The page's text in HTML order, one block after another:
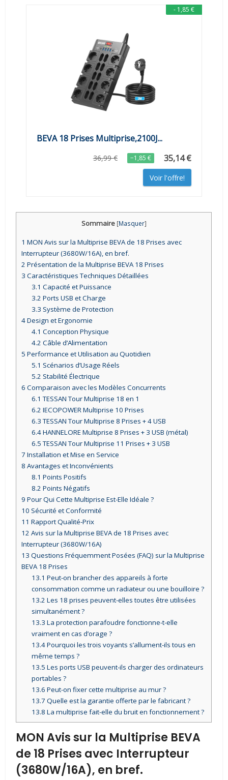
- 1,85 €
BEVA 18 Prises Multiprise,2100J...
36,99 € −1,85 € 35,14 €
Voir l'offre!
Sommaire [Masquer]
1 MON Avis sur la Multiprise BEVA de 18 Prises avec
Interrupteur (3680W/16A), en bref.
2 Présentation de la Multiprise BEVA 18 Prises
3 Caractéristiques Techniques Détaillées
3.1 Capacité et Puissance
3.2 Ports USB et Charge
3.3 Système de Protection
4Design et Ergonomie
4.1 Conception Physique
4.2 Câble d’Alimentation
5 Performance et Utilisation au Quotidien
5.1 Scénarios d’Usage Réels
5.2 Stabilité Électrique
6 Comparaison avec les Modèles Concurrents
6.1 TESSAN Tour Multiprise 18 en 1
6.2 IECOPOWER Multiprise 10 Prises
6.3TESSAN Tour Multiprise 8 Prises + 4 USB
6.4HANNELORE Multiprise 8 Prises + 3 USB (métal)
6.5TESSAN Tour Multiprise 11 Prises + 3 USB
7 Installation et Mise en Service
8 Avantages et Inconvénients
8.1 Points Positifs
8.2 Points Négatifs
9 Pour Qui Cette Multiprise Est-Elle Idéale ?
10 Sécurité et Conformité
11 Rapport Qualité-Prix
12 Avis sur la Multiprise BEVA de 18 Prises avec
Interrupteur (3680W/16A)
13 Questions Fréquemment Posées (FAQ) sur la Multiprise
BEVA 18 Prises
13.1 Peut-on brancher des appareils à forte
consommation comme un radiateur ou une bouilloire ?
13.2 Les 18 prises peuvent-elles toutes être utilisées
simultanément ?
13.3 La protection parafoudre fonctionne-t-elle
vraiment en cas d’orage ?
13.4Pourquoi les trois voyants s’allument-ils tous en
même temps ?
13.5 Les ports USB peuvent-ils charger des ordinateurs
portables ?
13.6 Peut-on fixer cette multiprise au mur ?
13.7 Quelle est la garantie offerte par le fabricant ?
13.8 La multiprise fait-elle du bruit en fonctionnement ?
MON Avis sur la Multiprise BEVA
de 18 Prises avec Interrupteur
(3680W/16A), en bref.